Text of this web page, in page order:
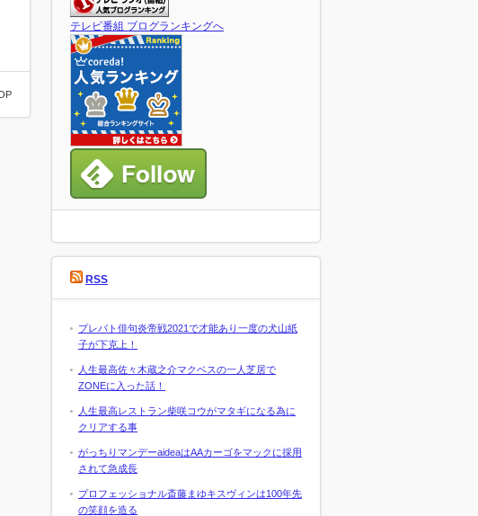
テレビ番組 ブログランキングへ
RSS
プレバト俳句炎帝戦2021で才能あり一度の犬山紙
子が下克上！
人生最高佐々木蔵之介マクベスの一人芝居で
ZONEに入った話！
人生最高レストラン柴咲コウがマタギになる為に
クリアする事
がっちりマンデーaideaはAAカーゴをマックに採用
されて急成長
プロフェッショナル斎藤まゆキスヴィンは100年先
の笑顔を造る